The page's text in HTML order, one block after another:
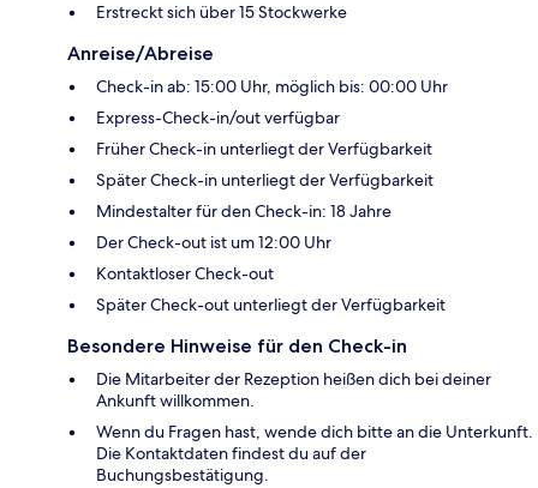
Erstreckt sich über 15 Stockwerke
Anreise/Abreise
Check-in ab: 15:00 Uhr, möglich bis: 00:00 Uhr
Express-Check-in/out verfügbar
Früher Check-in unterliegt der Verfügbarkeit
Später Check-in unterliegt der Verfügbarkeit
Mindestalter für den Check-in: 18 Jahre
Der Check-out ist um 12:00 Uhr
Kontaktloser Check-out
Später Check-out unterliegt der Verfügbarkeit
Besondere Hinweise für den Check-in
Die Mitarbeiter der Rezeption heißen dich bei deiner
Ankunft willkommen.
Wenn du Fragen hast, wende dich bitte an die Unterkunft.
Die Kontaktdaten findest du auf der
Buchungsbestätigung.